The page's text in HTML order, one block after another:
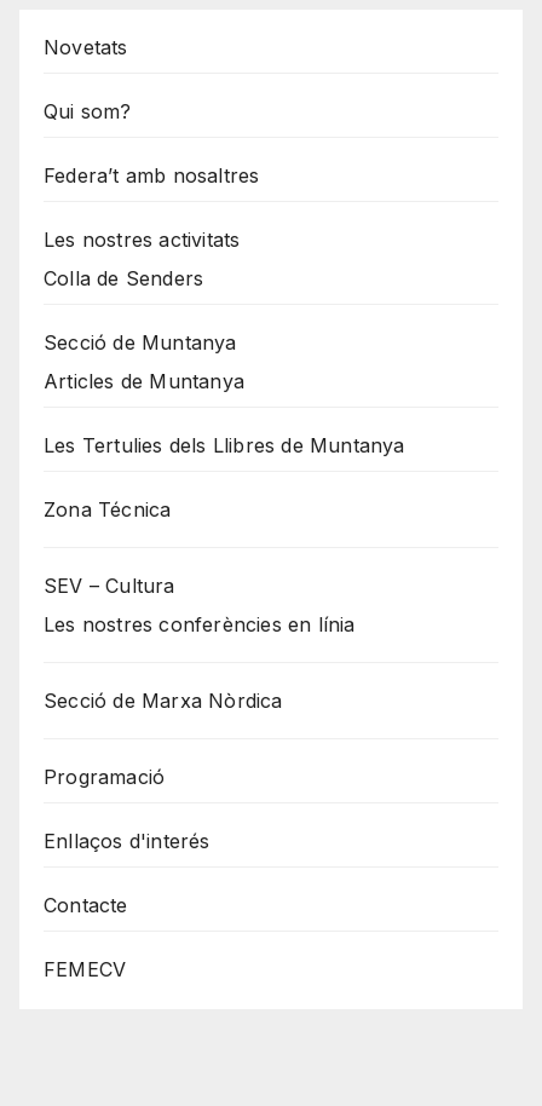
Novetats
Qui som?
Federa’t amb nosaltres
Les nostres activitats
Colla de Senders
Secció de Muntanya
Articles de Muntanya
Les Tertulies dels Llibres de Muntanya
Zona Técnica
SEV – Cultura
Les nostres conferències en línia
Secció de Marxa Nòrdica
Programació
Enllaços d'interés
Contacte
FEMECV